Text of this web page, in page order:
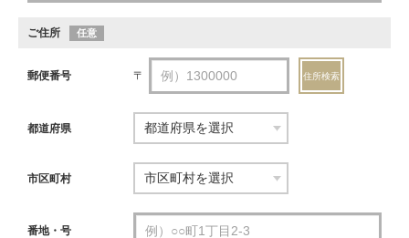
ご住所 任意
郵便番号 〒 住所検索
都道府県
市区町村
番地・号